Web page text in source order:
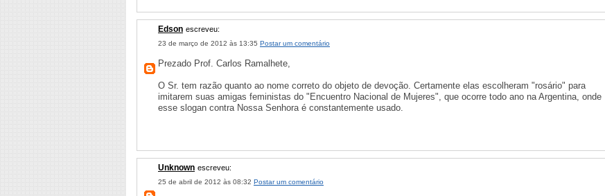
Edson escreveu:
23 de março de 2012 às 13:35 Postar um comentário
Prezado Prof. Carlos Ramalhete,
O Sr. tem razão quanto ao nome correto do objeto de devoção. Certamente elas escolheram "rosário" para
imitarem suas amigas feministas do "Encuentro Nacional de Mujeres", que ocorre todo ano na Argentina, onde
esse slogan contra Nossa Senhora é constantemente usado.
Unknown escreveu:
25 de abril de 2012 às 08:32 Postar um comentário